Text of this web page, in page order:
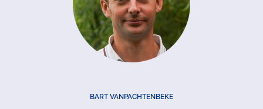
BART VANPACHTENBEKE